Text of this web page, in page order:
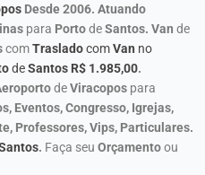
Desde 2006. Atuando
para PortodeSantos. Van de
comTrasladocomVan no
deSantos R$ 1.985,00.
deViracopos para
Eventos, Congresso, Igrejas,
Professores, Vips, Particulares.
. Faça seu Orçamentoou